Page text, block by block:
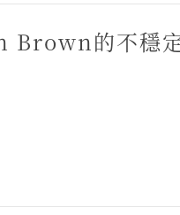
Brown的不穩